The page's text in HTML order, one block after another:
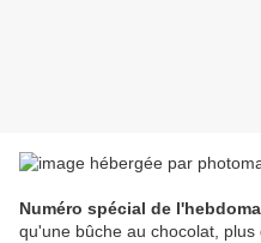
Numéro spécial de
qu'une bûche au chocolat,